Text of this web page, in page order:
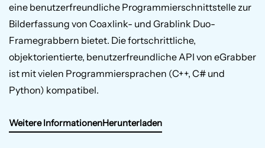
eine benutzerfreundliche Programmierschnittstelle zur
Bilderfassung von Coaxlink- und Grablink Duo-
Framegrabbern bietet. Die fortschrittliche,
objektorientierte, benutzerfreundliche API von eGrabber
ist mit vielen Programmiersprachen (C++, C# und
Python) kompatibel.
Weitere InformationenHerunterladen